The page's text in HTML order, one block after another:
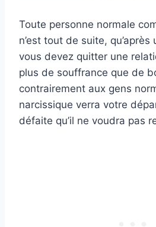
Toute personne normale
n’est tout de suite,
vous devez quitter une
plus de souffrance que de
contrairement aux gens
narcissique verra votre
défaite qu’il ne voudra pas